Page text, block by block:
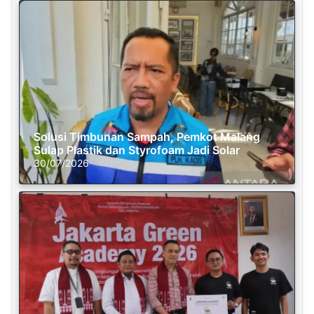
Solusi Timbunan Sampah, Pemkot Malang
Sulap Plastik dan Styrofoam Jadi Solar
30/07/2026